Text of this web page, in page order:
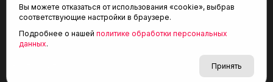
© 2001-2026 Агентство спортивных новостей
Вы можете отказаться от использования «cookie», выбрав
соответствующие настройки в браузере.
Подробнее о нашей политике обработки персональных
данных.
Принять